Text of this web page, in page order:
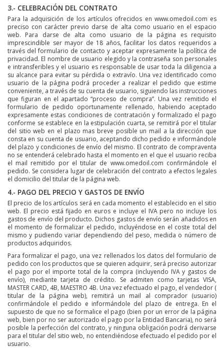
3.- CELEBRACIÓN DEL CONTRATO
Para la adquisición de los artículos ofrecidos en www.omedoil.com es
preciso con carácter previo darse de alta como usuario en el espacio
web. Para darse de alta como usuario de la página es requisito
imprescindible ser mayor de 18 años, facilitar los datos requeridos a
través del formulario de contacto y aceptar expresamente la política de
privacidad. El nombre de usuario elegido y la contraseña son personales
e intransferibles y el usuario es responsable de usar toda la diligencia a
su alcance para evitar su pérdida o extravío. Una vez identificado como
usuario de la página podrá proceder a realizar el pedido que estime
conveniente, a través de su cuenta de usuario, siguiendo las instrucciones
que figuran en el apartado “proceso de compra”. Una vez remitido el
formulario de pedido oportunamente rellenado, habiendo aceptado
expresamente estas condiciones de contratación y formalizado el pago
conforme se establece en la estipulación cuarta, se remitirá por el titular
del sitio web en el plazo mas breve posible un mail a la dirección que
consta en su cuenta de usuario, aceptando dicho pedido e informándole
del plazo y condiciones de envío del mismo. El contrato de compraventa
no se entenderá celebrado hasta el momento en el que el usuario reciba
el mail remitido por el titular de www.omedoil.com confirmándole el
pedido. Se considera lugar de celebración del contrato a efectos legales
el domicilio del titular de la página web.
4.- PAGO DEL PRECIO Y GASTOS DE ENVÍO
El precio de los artículos será en cada momento el establecido en el sitio
web. El precio está fijado en euros e incluye el IVA pero no incluye los
gastos de envío del producto. Dichos gastos de envío serán añadidos en
el momento de formalizar el pedido, incluyéndose en el coste total del
mismo y pudiendo variar dependiendo del peso, medida o número de
productos adquiridos.
Para formalizar el pago, una vez rellenados los datos del formulario de
pedido con los productos que se quieren adquirir, será preciso autorizar
el pago por el importe total de la compra (incluyendo IVA y gastos de
envío), mediante tarjeta de crédito. Se admiten como tarjetas VISA,
MASTER CARD, 4B, MAESTRO 4B. Una vez efectuado el pago, el vendedor (
titular de la página web), remitirá un mail al comprador (usuario)
confirmándole el pedido e informándole del plazo de entrega. En el
supuesto de que no se formalice el pago (bien por un error de la página
web, bien por no ser autorizado el pago por la Entidad Bancaria), no será
posible la perfección del contrato, y ninguna obligación podrá derivarse
para el titular del sitio web, no entendiéndose efectuado el pedido por el
usuario.